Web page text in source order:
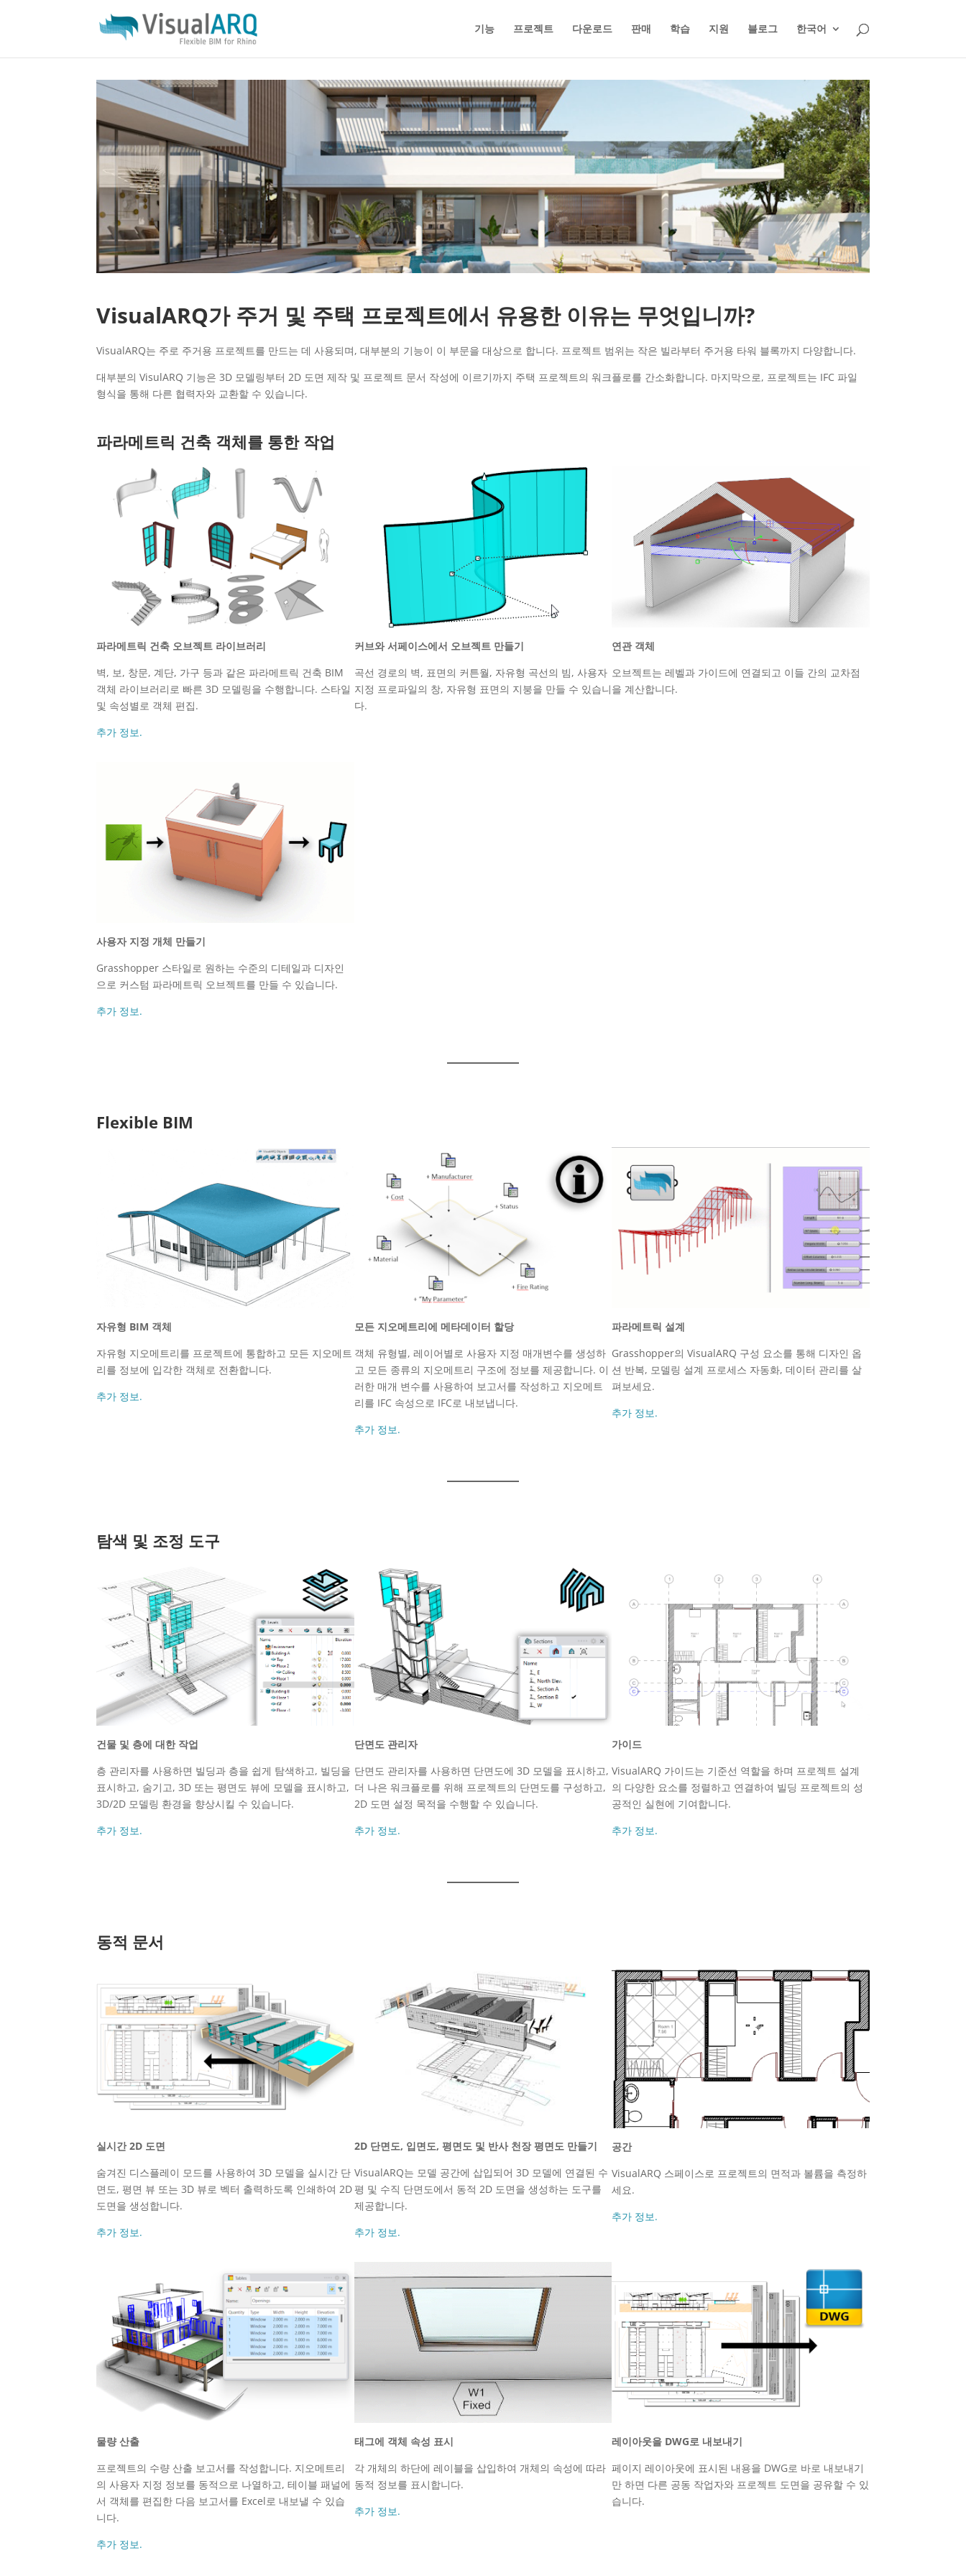
기능 프로젝트 다운로드 판매 학습 지원 블로그 한국어
VisualARQ가 주거 및 주택 프로젝트에서 유용한 이유는 무엇입니까?
VisualARQ는 주로 주거용 프로젝트를 만드는 데 사용되며, 대부분의 기능이 이 부문을 대상으로 합니다. 프로젝트 범위는 작은 빌라부터 주거용 타워 블록까지 다양합니다.
대부분의 VisulARQ 기능은 3D 모델링부터 2D 도면 제작 및 프로젝트 문서 작성에 이르기까지 주택 프로젝트의 워크플로를 간소화합니다. 마지막으로, 프로젝트는 IFC 파일
형식을 통해 다른 협력자와 교환할 수 있습니다.
파라메트릭 건축 객체를 통한 작업
파라메트릭 건축 오브젝트 라이브러리
벽, 보, 창문, 계단, 가구 등과 같은 파라메트릭 건축 BIM
객체 라이브러리로 빠른 3D 모델링을 수행합니다. 스타일
및 속성별로 객체 편집.
추가 정보.
커브와 서페이스에서 오브젝트 만들기
곡선 경로의 벽, 표면의 커튼월, 자유형 곡선의 빔, 사용자
지정 프로파일의 창, 자유형 표면의 지붕을 만들 수 있습니
다.
연관 객체
오브젝트는 레벨과 가이드에 연결되고 이들 간의 교차점
을 계산합니다.
사용자 지정 개체 만들기
Grasshopper 스타일로 원하는 수준의 디테일과 디자인
으로 커스텀 파라메트릭 오브젝트를 만들 수 있습니다.
추가 정보.
Flexible BIM
자유형 BIM 객체
자유형 지오메트리를 프로젝트에 통합하고 모든 지오메트
리를 정보에 입각한 객체로 전환합니다.
추가 정보.
모든 지오메트리에 메타데이터 할당
객체 유형별, 레이어별로 사용자 지정 매개변수를 생성하
고 모든 종류의 지오메트리 구조에 정보를 제공합니다. 이
러한 매개 변수를 사용하여 보고서를 작성하고 지오메트
리를 IFC 속성으로 IFC로 내보냅니다.
추가 정보.
파라메트릭 설계
Grasshopper의 VisualARQ 구성 요소를 통해 디자인 옵
션 반복, 모델링 설계 프로세스 자동화, 데이터 관리를 살
펴보세요.
추가 정보.
탐색 및 조정 도구
건물 및 층에 대한 작업
층 관리자를 사용하면 빌딩과 층을 쉽게 탐색하고, 빌딩을
표시하고, 숨기고, 3D 또는 평면도 뷰에 모델을 표시하고,
3D/2D 모델링 환경을 향상시킬 수 있습니다.
추가 정보.
단면도 관리자
단면도 관리자를 사용하면 단면도에 3D 모델을 표시하고,
더 나은 워크플로를 위해 프로젝트의 단면도를 구성하고,
2D 도면 설정 목적을 수행할 수 있습니다.
추가 정보.
가이드
VisualARQ 가이드는 기준선 역할을 하며 프로젝트 설계
의 다양한 요소를 정렬하고 연결하여 빌딩 프로젝트의 성
공적인 실현에 기여합니다.
추가 정보.
동적 문서
실시간 2D 도면
숨겨진 디스플레이 모드를 사용하여 3D 모델을 실시간 단
면도, 평면 뷰 또는 3D 뷰로 벡터 출력하도록 인쇄하여 2D
도면을 생성합니다.
추가 정보.
2D 단면도, 입면도, 평면도 및 반사 천장 평면도 만들기
VisualARQ는 모델 공간에 삽입되어 3D 모델에 연결된 수
평 및 수직 단면도에서 동적 2D 도면을 생성하는 도구를
제공합니다.
추가 정보.
공간
VisualARQ 스페이스로 프로젝트의 면적과 볼륨을 측정하
세요.
추가 정보.
물량 산출
프로젝트의 수량 산출 보고서를 작성합니다. 지오메트리
의 사용자 지정 정보를 동적으로 나열하고, 테이블 패널에
서 객체를 편집한 다음 보고서를 Excel로 내보낼 수 있습
니다.
추가 정보.
태그에 객체 속성 표시
각 개체의 하단에 레이블을 삽입하여 개체의 속성에 따라
동적 정보를 표시합니다.
추가 정보.
레이아웃을 DWG로 내보내기
페이지 레이아웃에 표시된 내용을 DWG로 바로 내보내기
만 하면 다른 공동 작업자와 프로젝트 도면을 공유할 수 있
습니다.